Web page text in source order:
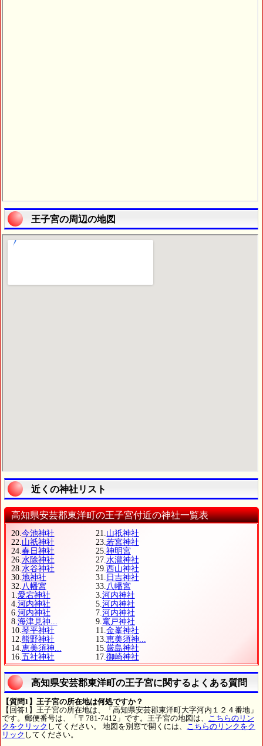
王子宮の周辺の地図
近くの神社リスト
高知県安芸郡東洋町の王子宮付近の神社一覧表
20.今池神社 21.山祇神社
22.山祇神社 23.若宮神社
24.春日神社 25.神明宮
26.水除神社 27.水瀧神社
28.水谷神社 29.西山神社
30.地神社 31. 日吉神社
32.八幡宮 33.八幡宮
1.愛宕神社 3.河内神社
4.河内神社 5.河内神社
6.河内神社 7.河内神社
8.海津見神... 9.竃戸神社
10.琴平神社 11.金峯神社
12.熊野神社 13.恵美須神...
14.恵美須神... 15.厳島神社
16.五社神社 17.御崎神社
高知県安芸郡東洋町の王子宮に関するよくある質問
【質問1】王子宮の所在地は何処ですか？
【回答1】王子宮の所在地は、「高知県安芸郡東洋町大字河内１２４番地」
です。郵便番号は、「〒781-7412」です。王子宮の地図は、 こちらのリン
クをクリック してください。 地図を別窓で開くには、 こちらのリンクをク
リック してください。